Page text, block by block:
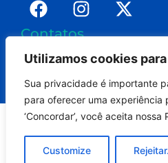
Utilizamos cookies
Sua privacidade é importante
para oferecer uma experiência
‘Concordar’, você aceita
Customize Rejeitar.
Contatos
+55 (19) 98232-0255
Termos de usoPolitica de